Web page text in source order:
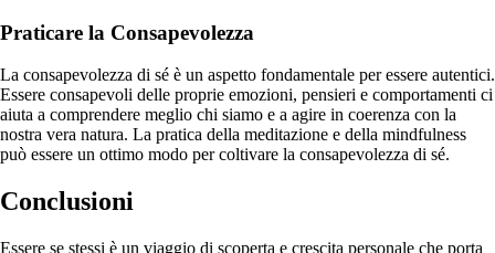
Praticare la Consapevolezza
La consapevolezza di sé è un aspetto fondamentale per essere autentici.
Essere consapevoli delle proprie emozioni, pensieri e comportamenti ci
aiuta a comprendere meglio chi siamo e a agire in coerenza con la
nostra vera natura. La pratica della meditazione e della mindfulness
può essere un ottimo modo per coltivare la consapevolezza di sé.
Conclusioni
Essere se stessi è un viaggio di scoperta e crescita personale che porta